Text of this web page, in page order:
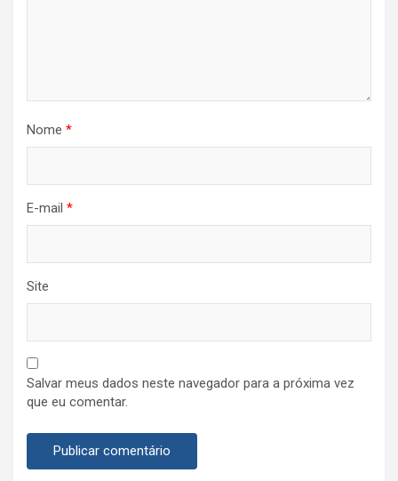
Nome *
E-mail *
Site
Salvar meus dados neste navegador para a próxima vez
que eu comentar.